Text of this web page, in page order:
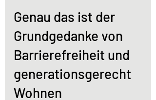
Claudia Angerer
30. Juni
3 Min. Lesezeit
Genau das ist der
Grundgedanke von
Barrierefreiheit und